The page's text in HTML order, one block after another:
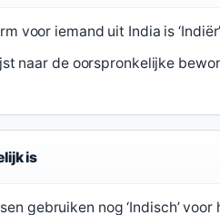
voor iemand uit India is ‘Indiër’
naar de oorspronkelijke
is
gebruiken nog ‘Indisch’